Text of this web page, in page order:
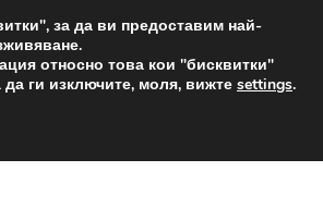
от 12 лв.
по целия свят
за да ви предоставим най-
относно това кои "бисквитки"
ги изключите, моля, вижте settings.